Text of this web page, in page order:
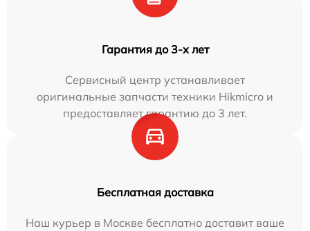
Гарантия до 3-х лет
Сервисный центр устанавливает
оригинальные запчасти техники Hikmicro и
предоставляет гарантию до 3 лет.
Бесплатная доставка
Наш курьер в Москве бесплатно доставит ваше